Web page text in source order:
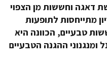
דאגה וחששות מן הצפוי
מתייחסות לתופעות
טבעיים, הכוונה היא
ההגנה הטבעיים